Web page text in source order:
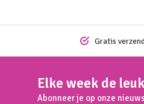
Gratis
Elke week de
Abonneer je op onze